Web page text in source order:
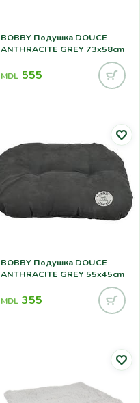
BOBBY Подушка DOUCE
ANTHRACITE GREY 73x58cm
MDL 555
BOBBY Подушка DOUCE
ANTHRACITE GREY 55x45cm
MDL 355